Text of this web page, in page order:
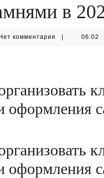
в
Нет комментария 06:02